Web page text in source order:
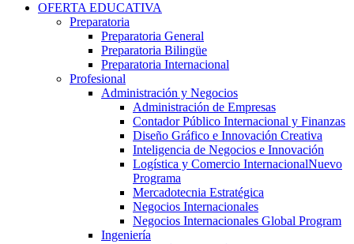
OFERTA EDUCATIVA
Preparatoria
Preparatoria General
Preparatoria Bilingüe
Preparatoria Internacional
Profesional
Administración y Negocios
Administración de Empresas
Contador Público Internacional y Finanzas
Diseño Gráfico e Innovación Creativa
Inteligencia de Negocios e Innovación
Logística y Comercio InternacionalNuevo
Programa
Mercadotecnia Estratégica
Negocios Internacionales
Negocios Internacionales Global Program
Ingeniería